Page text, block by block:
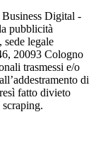
Digital -
pubblicità
legale
20093 Cologno
trasmessi e/o
di
fatto divieto